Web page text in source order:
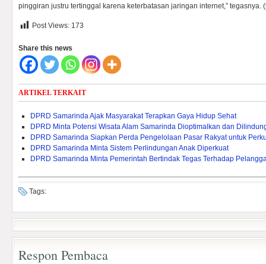
pinggiran justru tertinggal karena keterbatasan jaringan internet,” tegasnya.
Post Views: 173
Share this news
ARTIKEL TERKAIT
DPRD Samarinda Ajak Masyarakat Terapkan Gaya Hidup Sehat
DPRD Minta Potensi Wisata Alam Samarinda Dioptimalkan dan
DPRD Samarinda Siapkan Perda Pengelolaan Pasar Rakyat untuk
DPRD Samarinda Minta Sistem Perlindungan Anak Diperkuat
DPRD Samarinda Minta Pemerintah Bertindak Tegas Terhadap
Tags:
Respon Pembaca